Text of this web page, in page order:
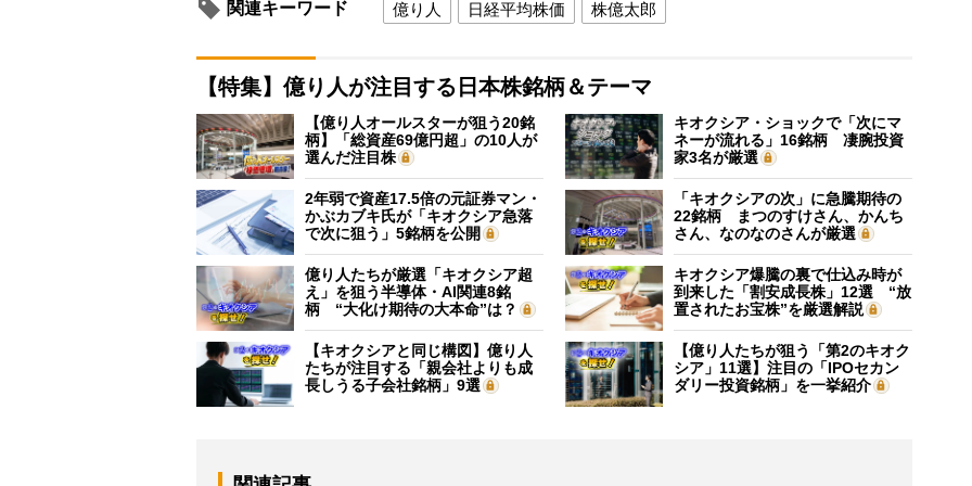
関連キーワード 億り人 日経平均株価 株億太郎
【特集】億り人が注目する日本株銘柄＆テーマ
【億り人オールスターが狙う20銘
柄】「総資産69億円超」の10人が
選んだ注目株
キオクシア・ショックで「次にマ
ネーが流れる」16銘柄 凄腕投資
家3名が厳選
2年弱で資産17.5倍の元証券マン・
かぶカブキ氏が「キオクシア急落
で次に狙う」5銘柄を公開
「キオクシアの次」に急騰期待の
22銘柄 まつのすけさん、かんち
さん、なのなのさんが厳選
億り人たちが厳選「キオクシア超
え」を狙う半導体・AI関連8銘
柄 “大化け期待の大本命”は？
キオクシア爆騰の裏で仕込み時が
到来した「割安成長株」12選 “放
置されたお宝株”を厳選解説
【キオクシアと同じ構図】億り人
たちが注目する「親会社よりも成
長しうる子会社銘柄」9選
【億り人たちが狙う「第2のキオク
シア」11選】注目の「IPOセカン
ダリー投資銘柄」を一挙紹介